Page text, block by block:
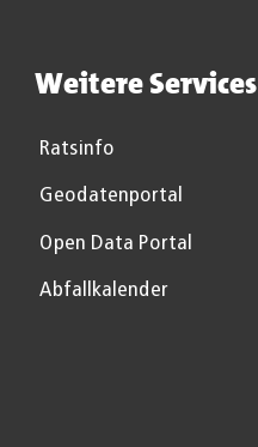
Weitere Services
Ratsinfo
Geodatenportal
Open Data Portal
Abfallkalender